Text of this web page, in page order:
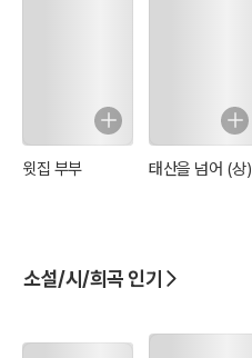
윗집 부부 태산을 넘어 (상)
소설/시/희곡 인기